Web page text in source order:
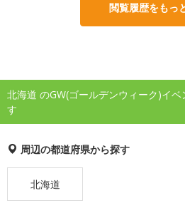
閲覧履歴をもっ
北海道 のGW(ゴールデンウィーク)イ
す
周辺の都道府県から探す
北海道